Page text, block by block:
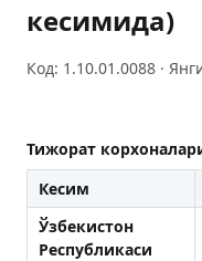
кесимида)
Код: 1.10.01.0088 ·
Тижорат
Кесим
Ўзбекистон
Республикаси